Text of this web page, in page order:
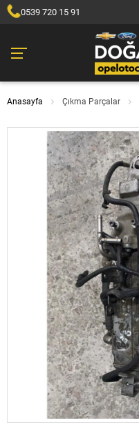
0539 720 15 91
Anasayfa Çıkma Parçalar